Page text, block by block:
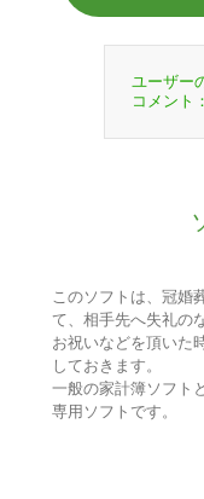
ユーザー
コメント：
このソフトは、冠婚
て、相手先へ失礼の
お祝いなどを頂いた
しておきます。
一般の家計簿ソフト
専用ソフトです。